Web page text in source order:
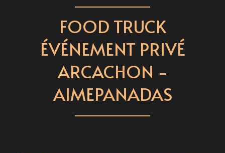
FOOD TRUCK
ÉVÉNEMENT PRIVÉ
ARCACHON -
AIMEPANADAS